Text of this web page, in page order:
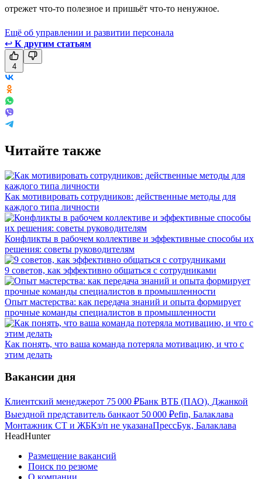
отрежет что-то полезное и пришьёт что-то ненужное.
Ещё об управлении и развитии персонала
↩ К другим статьям
4
Читайте также
Как мотивировать сотрудников: действенные методы для
каждого типа личности
Конфликты в рабочем коллективе и эффективные способы их
решения: советы руководителям
9 советов, как эффективно общаться с сотрудниками
Опыт мастерства: как передача знаний и опыта формирует
прочные команды специалистов в промышленности
Как понять, что ваша команда потеряла мотивацию, и что с
этим делать
Вакансии дня
Клиентский менеджерот 75 000 ₽Банк ВТБ (ПАО), Джанкой
Выездной представитель банкаот 50 000 ₽efin, Балаклава
Монтажник СТ и ЖБКз/п не указанаПрессБук, Балаклава
HeadHunter
Размещение вакансий
Поиск по резюме